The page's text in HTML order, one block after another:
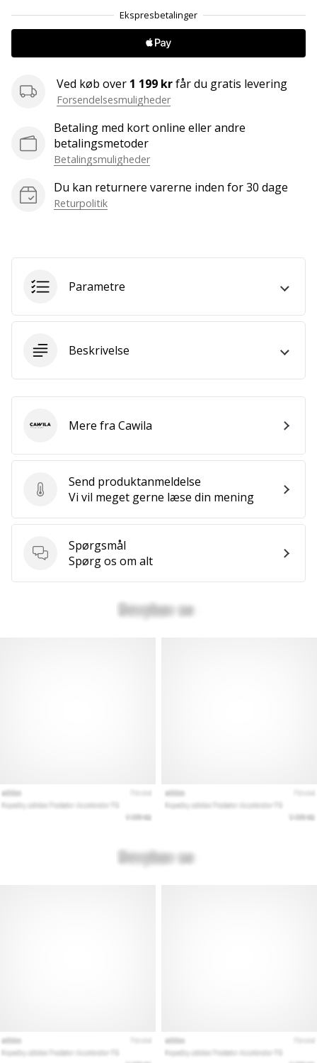
blog,
administrerer
Facebook-
side
diskussionsforum?
Lad
dem
Bliv
en
Vis alle
artikler
Ved køb over 1 199 krfår du gratis levering
Forsendelsesmuligheder
Betaling med kort online eller andre
betalingsmetoder
Betalingsmuligheder
Du kan returnere varerne inden for 30 dage
Returpolitik
Parametre
Beskrivelse
Send produktanmeldelse
Send produktanmeldelse
Vi vil meget gerne læse din mening
Spørgsmål
Spørgsmål
Spørg os om alt
CawilaMere fra Cawila